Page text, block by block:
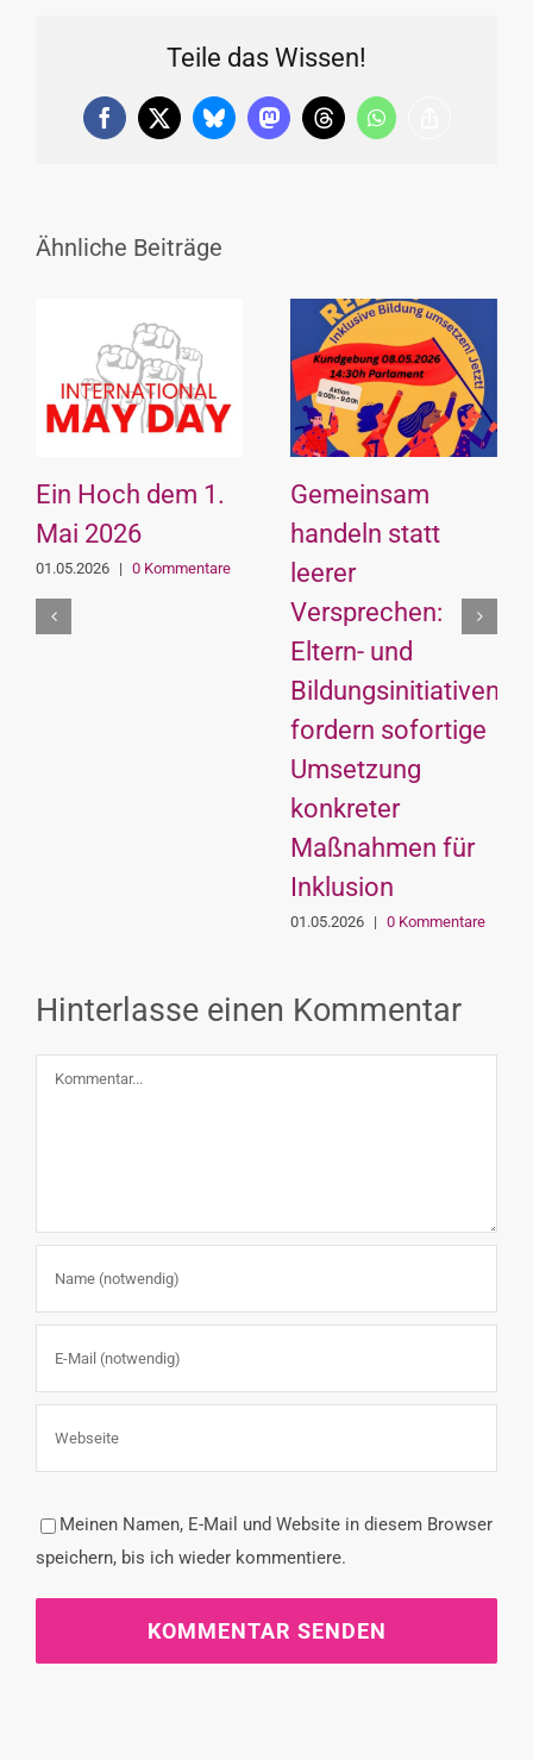
Teile das Wissen!
Facebook
X BlueskyMastodonThreadsWhatsApp
Ähnliche Beiträge
Ein Hoch dem 1.
Mai 2026
01.05.2026 | 0 Kommentare
Gemeinsam
handeln statt
leerer
Versprechen:
Eltern- und
Bildungsinitiativen
fordern sofortige
Umsetzung
konkreter
Maßnahmen für
Inklusion
01.05.2026 | 0 Kommentare
Hinterlasse einen Kommentar
Kommentar
Meinen Namen, E-Mail und Website in diesem Browser
speichern, bis ich wieder kommentiere.